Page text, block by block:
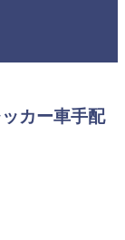
カー車手配